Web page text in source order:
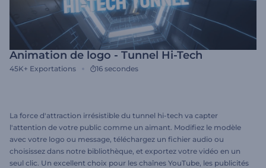
Animation de logo - Tunnel Hi-Tech
45K+ Exportations 16 secondes
La force d'attraction irrésistible du tunnel hi-tech va capter
l'attention de votre public comme un aimant. Modifiez le modèle
avec votre logo ou message, téléchargez un fichier audio ou
choisissez dans notre bibliothèque, et exportez votre vidéo en un
seul clic. Un excellent choix pour les chaînes YouTube, les publicités